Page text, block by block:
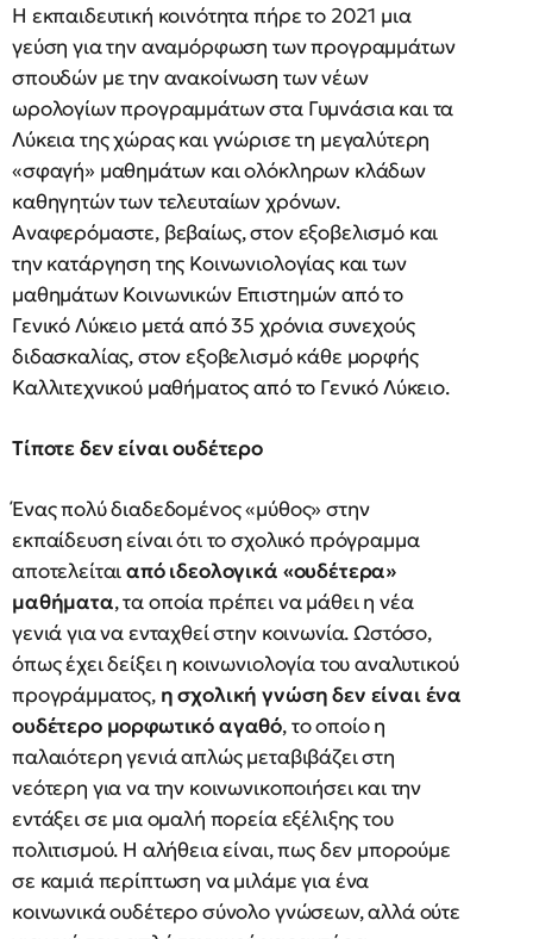
Η εκπαιδευτική κοινότητα πήρε το 2021 μια
γεύση για την αναμόρφωση των προγραμμάτων
σπουδών με την ανακοίνωση των νέων
ωρολογίων προγραμμάτων στα Γυμνάσια και τα
Λύκεια της χώρας και γνώρισε τη μεγαλύτερη
«σφαγή» μαθημάτων και ολόκληρων κλάδων
καθηγητών των τελευταίων χρόνων.
Αναφερόμαστε, βεβαίως, στον εξοβελισμό και
την κατάργηση της Κοινωνιολογίας και των
μαθημάτων Κοινωνικών Επιστημών από το
Γενικό Λύκειο μετά από 35 χρόνια συνεχούς
διδασκαλίας, στον εξοβελισμό κάθε μορφής
Καλλιτεχνικού μαθήματος από το Γενικό Λύκειο.
Τίποτε δεν είναι ουδέτερο
Ένας πολύ διαδεδομένος «μύθος» στην
εκπαίδευση είναι ότι το σχολικό πρόγραμμα
αποτελείταιαπό ιδεολογικά «ουδέτερα»
μαθήματα, τα οποία πρέπει να μάθει η νέα
γενιά για να ενταχθεί στην κοινωνία. Ωστόσο,
όπως έχει δείξει η κοινωνιολογία του αναλυτικού
προγράμματος, η σχολική γνώση δεν είναι ένα
ουδέτερο μορφωτικό αγαθό, το οποίο η
παλαιότερη γενιά απλώς μεταβιβάζει στη
νεότερη για να την κοινωνικοποιήσει και την
εντάξει σε μια ομαλή πορεία εξέλιξης του
πολιτισμού. Η αλήθεια είναι, πως δεν μπορούμε
σε καμιά περίπτωση να μιλάμε για ένα
κοινωνικά ουδέτερο σύνολο γνώσεων, αλλά ούτε